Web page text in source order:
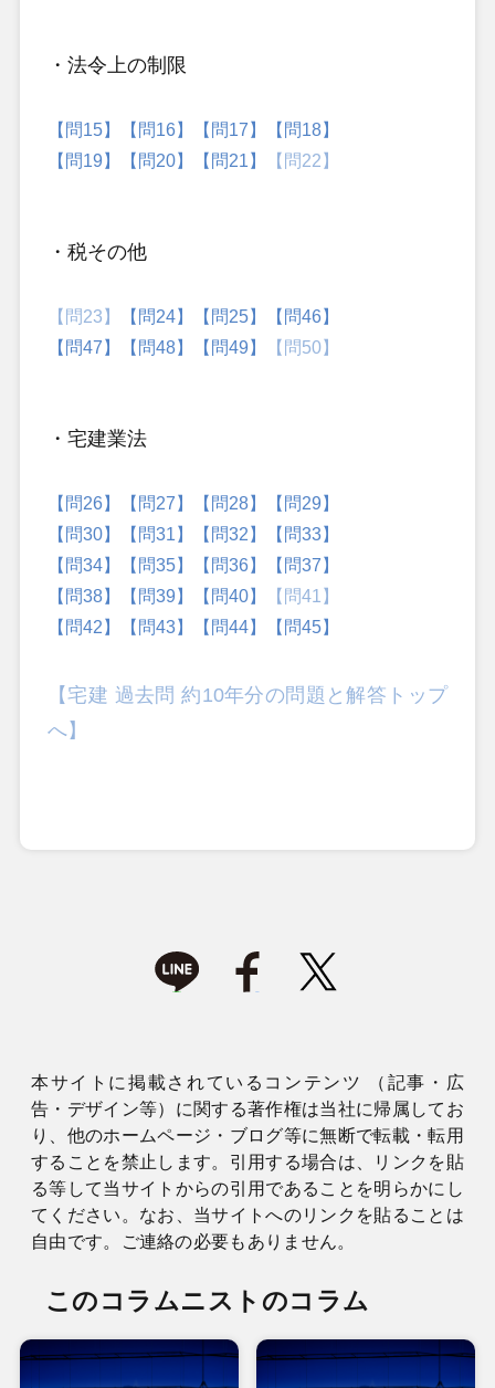
・法令上の制限
【問15】 【問16】 【問17】
【問18】
【問19】
【問20】 【問21】 【問22】
・税その他
【問23】 【問24】 【問25】
【問46】
【問47】
【問48】 【問49】 【問50】
・宅建業法
【問26】 【問27】 【問28】
【問29】
【問30】
【問31】 【問32】
【問33】
【問34】
【問35】 【問36】
【問37】
【問38】
【問39】 【問40】
【問41】
【問42】
【問43】 【問44】 【問45】
【宅建 過去問 約10年分の問題と解答トップ
へ】
本サイトに掲載されているコンテンツ （記事・広
告・デザイン等）に関する著作権は当社に帰属してお
り、他のホームページ・ブログ等に無断で転載・転用
することを禁止します。引用する場合は、リンクを貼
る等して当サイトからの引用であることを明らかにし
てください。なお、当サイトへのリンクを貼ることは
自由です。ご連絡の必要もありません。
このコラムニストのコラム